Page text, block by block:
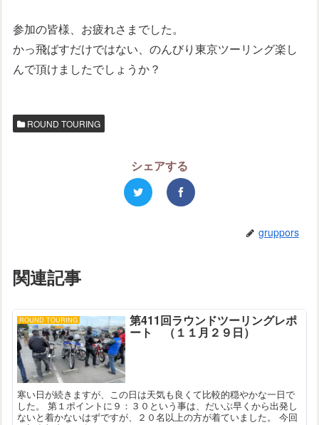
参加の皆様、お疲れさまでした。
かっ飛ばすだけではない、のんびり東京ツーリング楽し
んで頂けましたでしょうか？
ROUND TOURING
シェアする
gruppors
関連記事
ROUND TOURING 第411回ラウンドツーリングレポ
ート （１１月２９日）
寒い日が続きますが、この日は天気も良くて比較的穏やかな一日で
した。 第１ポイントに９：３０という事は、だいぶ早くから出発し
ないと着かないはずですが、２０名以上の方が着ていました。 今回